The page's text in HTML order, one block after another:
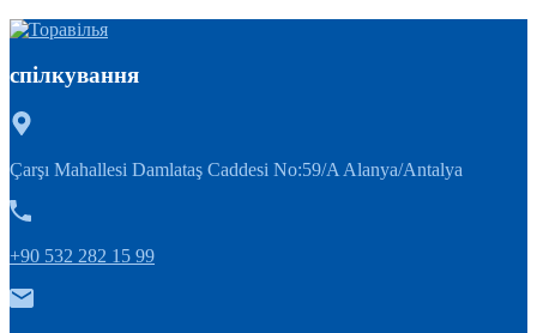
спілкування
Çarşı Mahallesi Damlataş Caddesi No:59/A Alanya/Antalya
+90 532 282 15 99